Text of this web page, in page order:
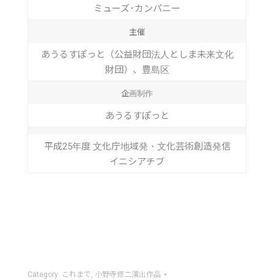
ミューズ･カンパニー
主催
あうるすぽっと（公益財団法人としま未来文化
財団）、豊島区
企画制作
あうるすぽっと
平成25年度 文化庁地域発・文化芸術創造発信
イニシアチブ
Category: これまで, 小野寺修二演出作品